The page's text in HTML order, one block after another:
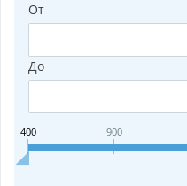
От
До
400 900